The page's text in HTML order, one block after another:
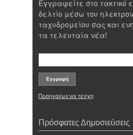
Εγγραφείτε στο τακτικό
δελτίο μέσω του
ταχυδρομείου σας και
τα τελευταία νέα!
Προηγούμενα τεύχη
Πρόσφατες Δημοσιεύσεις